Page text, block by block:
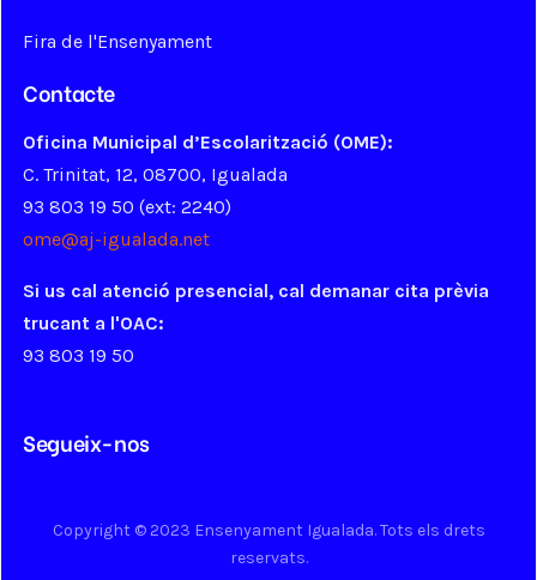
Fira de l'Ensenyament
Contacte
Oficina Municipal d’Escolarització (OME):
C. Trinitat, 12, 08700, Igualada
93 803 19 50 (ext: 2240)
ome@aj-igualada.net
Si us cal atenció presencial, cal demanar cita prèvia
trucant a l'OAC:
93 803 19 50
Segueix-nos
Copyright © 2023 Ensenyament Igualada. Tots els drets
reservats.